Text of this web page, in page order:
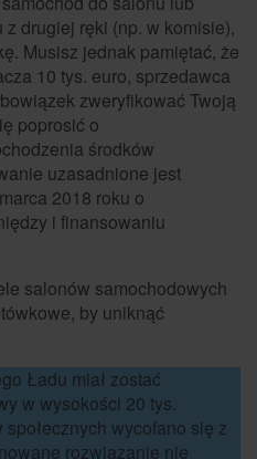
drugiej ręki (np. w komisie),
Musisz jednak pamiętać, że
10 tys. euro, sprzedawca
zweryfikować Twoją
poprosić o
środków
uzasadnione jest
2018 roku o
i finansowaniu
salonów samochodowych
by uniknąć
Ładu miał zostać
w wysokości 20 tys.
wycofano się z
rozwiązanie nie